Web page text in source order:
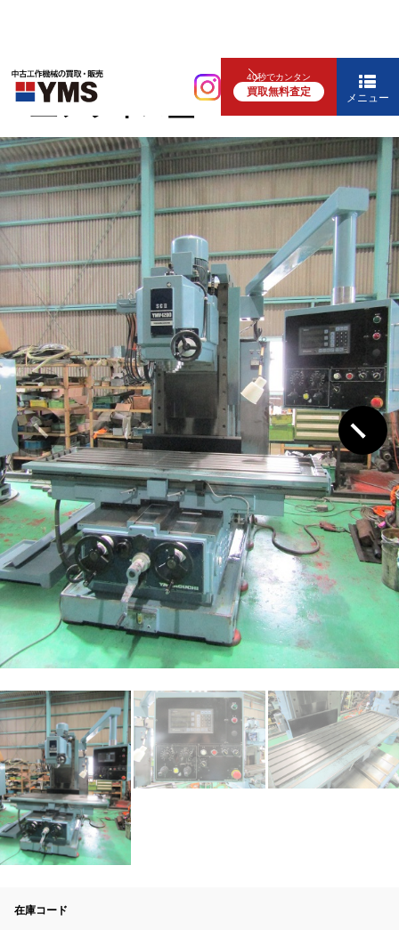
40秒でカンタン
買取無料査定 メニュー
汎用フライス盤
#6立フライス盤
在庫コード